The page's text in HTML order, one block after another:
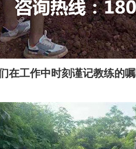
在工作中时刻谨记教练的嘱